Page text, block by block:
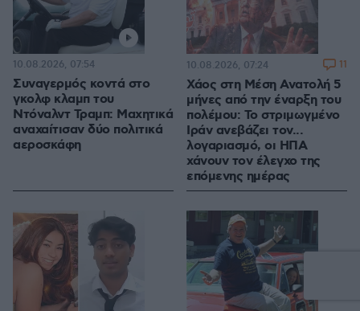
Συναγερμός κοντά στο
γκολφ κλαμπ του
Ντόναλντ Τραμπ: Μαχητικά
αναχαίτισαν δύο πολιτικά
αεροσκάφη
10.08.2026, 07:54
Χάος στη Μέση Ανατολή 5
μήνες από την έναρξη του
πολέμου: Το στριμωγμένο
Ιράν ανεβάζει τον...
λογαριασμό, οι ΗΠΑ
χάνουν τον έλεγχο της
επόμενης ημέρας
10.08.2026, 07:24 11